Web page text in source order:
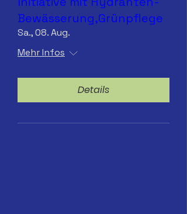
Bewässerung,Grünpflege
Sa., 08. Aug.
Mehr Infos
Details